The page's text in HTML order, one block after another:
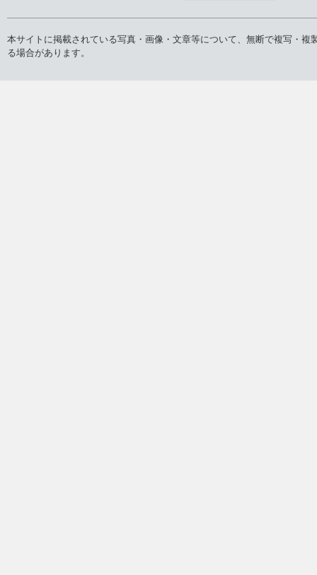
本サイトに掲載されている写真・画像・文章等について、無断で複写・
る場合があります。